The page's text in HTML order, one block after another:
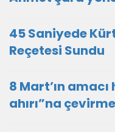
45 Saniyede
Reçetesi Sundu
8 Mart’ın
ahırı”na